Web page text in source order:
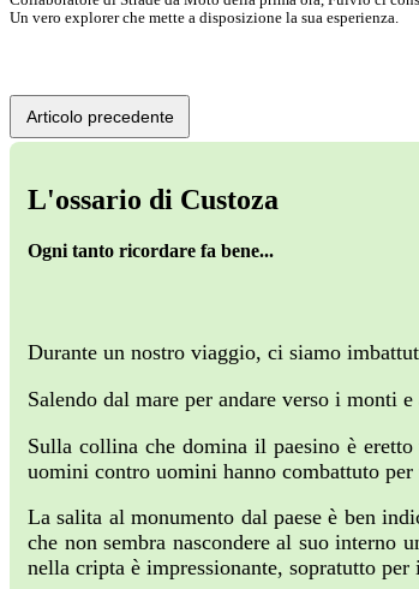
Un vero explorer che mette a disposizione la sua esperienza.
Articolo precedente
L'ossario di Custoza
Ogni tanto ricordare fa bene...
Durante un nostro viaggio, ci siamo
Salendo dal mare per andare verso i monti
Sulla collina che domina il paesino è
uomini contro uomini hanno combattuto
La salita al monumento dal paese è ben
che non sembra nascondere al suo
nella cripta è impressionante, sopratutto